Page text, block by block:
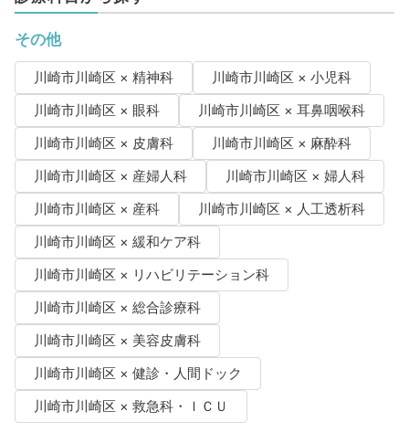
その他
川崎市川崎区 × 精神科
川崎市川崎区 × 小児科
川崎市川崎区 × 眼科
川崎市川崎区 × 耳鼻咽喉科
川崎市川崎区 × 皮膚科
川崎市川崎区 × 麻酔科
川崎市川崎区 × 産婦人科
川崎市川崎区 × 婦人科
川崎市川崎区 × 産科
川崎市川崎区 × 人工透析科
川崎市川崎区 × 緩和ケア科
川崎市川崎区 × リハビリテーション科
川崎市川崎区 × 総合診療科
川崎市川崎区 × 美容皮膚科
川崎市川崎区 × 健診・人間ドック
川崎市川崎区 × 救急科・ＩＣＵ